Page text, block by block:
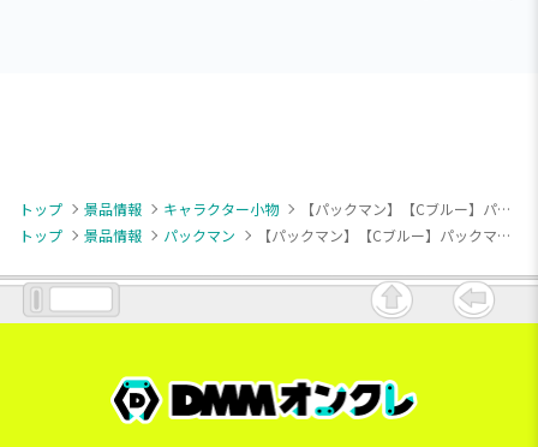
トップ 景品情報 キャラクター小物
【パックマン】【Cブルー】パックマン ボールチェーン付きぬいぐるみ ～45th Anniversary～ ghost party
トップ
景品情報 パックマン 【パックマン】【Cブルー】パックマン ボールチェーン付きぬいぐるみ ～45th Anniversary～ ghost party